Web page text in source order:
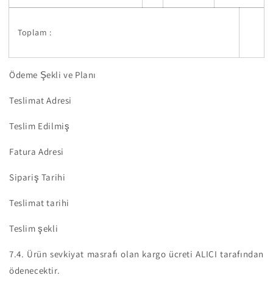
Toplam :
Ödeme Şekli ve Planı
Teslimat Adresi
Teslim Edilmiş
Fatura Adresi
Sipariş Tarihi
Teslimat tarihi
Teslim şekli
7.4. Ürün sevkiyat masrafı olan kargo ücreti ALICI tarafından
ödenecektir.